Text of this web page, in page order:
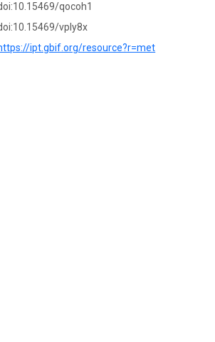
qocoh1
vply8x
ipt.gbif.org/resource?r=met